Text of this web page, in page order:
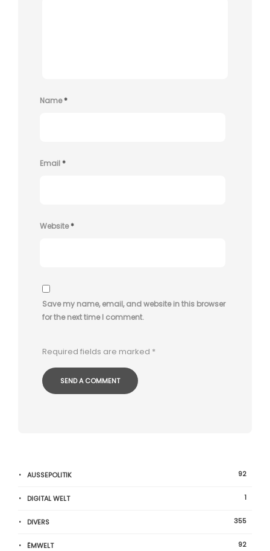
Name*
Email*
Website*
Save my name, email, and website in this browser
for the next time I comment.
Required fields are marked *
AUSSEPOLITIK 92
DIGITAL WELT 1
DIVERS 355
ËMWELT 92